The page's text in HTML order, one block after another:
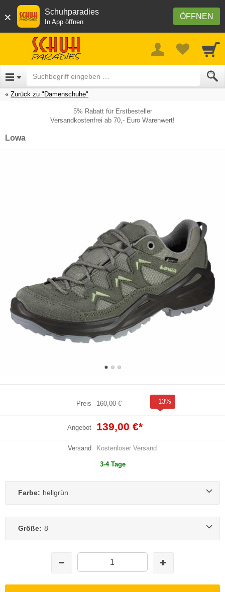
× ÖFFNEN
Schuhparadies
In App öffnen
Zurück zu "Damenschuhe"
5% Rabatt für Erstbesteller
Versandkostenfrei ab 70,- Euro Warenwert!
Lowa
Preis 160,00 € - 13%
Angebot 139,00 €*
Versand Kostenloser Versand
3-4 Tage
Farbe: hellgrün
Größe: 8